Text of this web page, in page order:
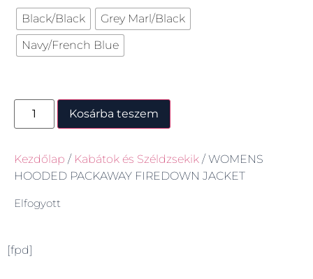
Black/Black
Grey Marl/Black
Navy/French Blue
Kosárba teszem
Kezdőlap / Kabátok és Széldzsekik / WOMENS
HOODED PACKAWAY FIREDOWN JACKET
Elfogyott
[fpd]